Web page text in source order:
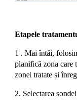
Etapele
1 . Mai întâi,
planifică zona care
zonei tratate și
2. Selectarea